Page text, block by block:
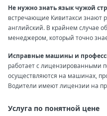
Не нужно знать язык чужой
встречающие Кивитакси знают
английский. В крайнем случае
менеджером, который точно
Исправные машины и
работает с лицензированными
осуществляются на машинах,
Водители имеют лицензии на
Услуга по понятной цене